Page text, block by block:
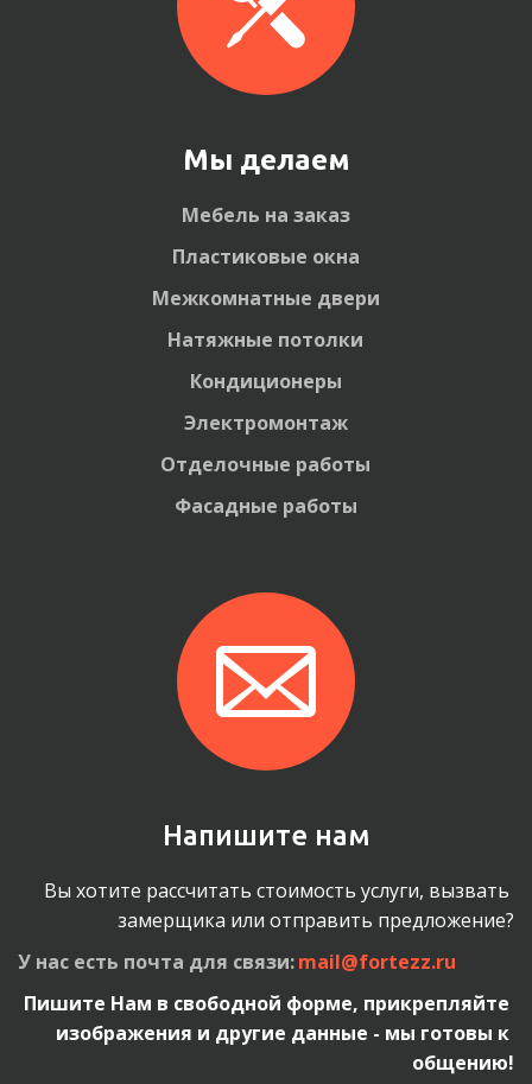
Мы делаем
Мебель на заказ
Пластиковые окна
Межкомнатные двери
Натяжные потолки
Кондиционеры
Электромонтаж
Отделочные работы
Фасадные работы
Напишите нам
Вы хотите рассчитать стоимость услуги, вызвать
замерщика или отправить предложение?
У нас есть почта для связи: mail@fortezz.ru
Пишите Нам в свободной форме, прикрепляйте
изображения и другие данные - мы готовы к
общению!